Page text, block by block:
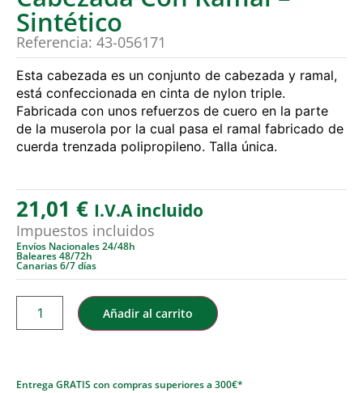
Sintético
Referencia: 43-056171
Esta cabezada es un conjunto de cabezada y ramal,
está confeccionada en cinta de nylon triple.
Fabricada con unos refuerzos de cuero en la parte
de la muserola por la cual pasa el ramal fabricado de
cuerda trenzada polipropileno. Talla única.
21,01 € I.V.A incluido
Impuestos incluidos
Envíos Nacionales 24/48h
Baleares 48/72h
Canarias 6/7 días
Añadir al carrito
Entrega GRATIS con compras superiores a 300€*